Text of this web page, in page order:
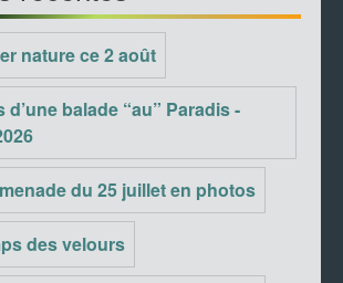
nature ce 2 août
d’une balade “au” Paradis -
du 25 juillet en photos
des velours